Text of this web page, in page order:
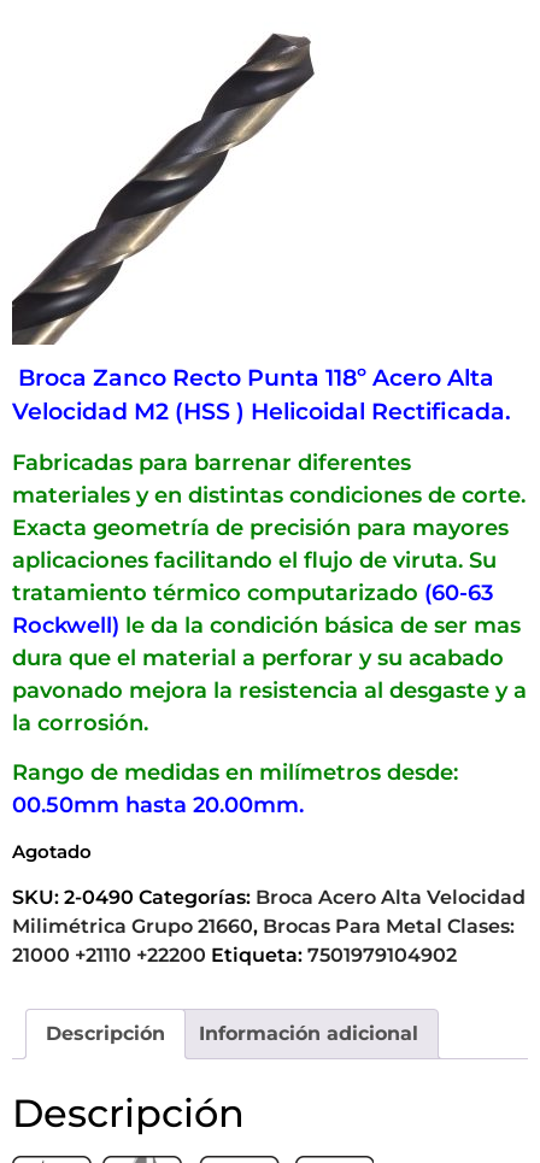
Broca Zanco Recto Punta 118º Acero Alta
Velocidad M2 (HSS ) Helicoidal Rectificada.
Fabricadas para barrenar diferentes
materiales y en distintas condiciones de corte.
Exacta geometría de precisión para mayores
aplicaciones facilitando el flujo de viruta. Su
tratamiento térmico computarizado (60-63
Rockwell) le da la condición básica de ser mas
dura que el material a perforar y su acabado
pavonado mejora la resistencia al desgaste y a
la corrosión.
Rango de medidas en milímetros desde:
00.50mm hasta 20.00mm.
Agotado
SKU: 2-0490 Categorías: Broca Acero Alta Velocidad
Milimétrica Grupo 21660, Brocas Para Metal Clases:
21000 +21110 +22200 Etiqueta: 7501979104902
Descripción Información adicional
Descripción